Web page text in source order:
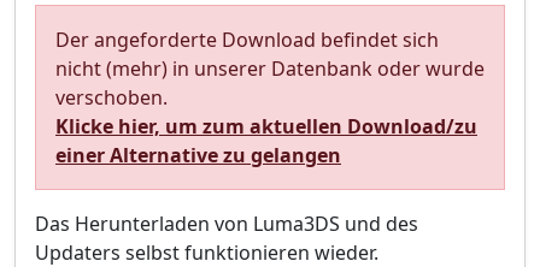
Der angeforderte Download befindet sich
nicht (mehr) in unserer Datenbank oder wurde
verschoben.
Klicke hier, um zum aktuellen Download/zu
einer Alternative zu gelangen
Das Herunterladen von Luma3DS und des
Updaters selbst funktionieren wieder.